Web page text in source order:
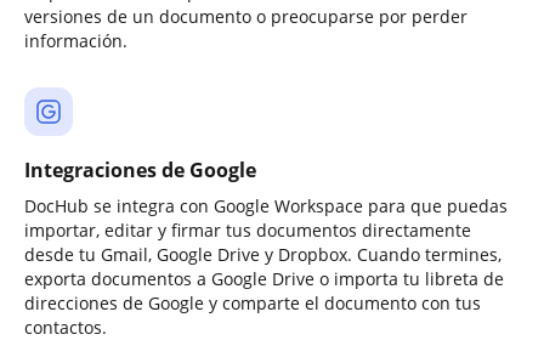
versiones de un documento o preocuparse por perder
información.
Integraciones de Google
DocHub se integra con Google Workspace para que puedas
importar, editar y firmar tus documentos directamente
desde tu Gmail, Google Drive y Dropbox. Cuando termines,
exporta documentos a Google Drive o importa tu libreta de
direcciones de Google y comparte el documento con tus
contactos.